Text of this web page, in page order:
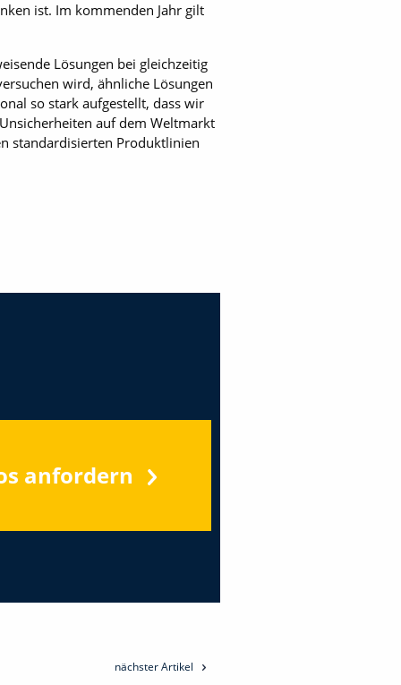
ist. Im kommenden Jahr gilt
Lösungen bei gleichzeitig
wird, ähnliche Lösungen
so stark aufgestellt, dass wir
auf dem Weltmarkt
standardisierten Produktlinien
anfordern
nächster Artikel